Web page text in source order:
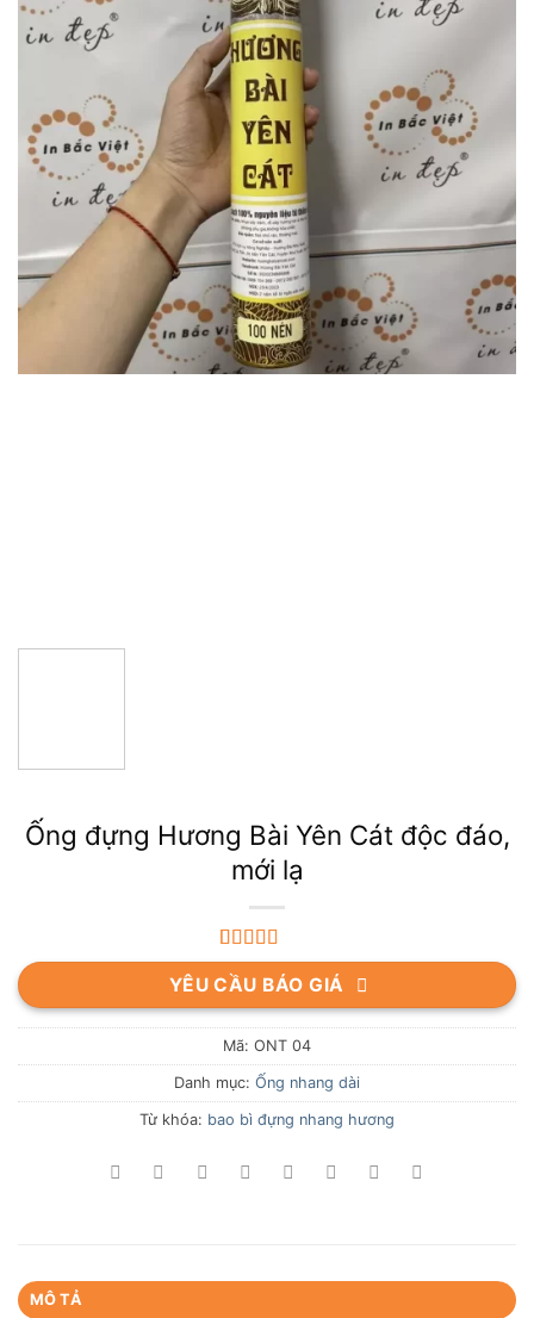
Ống đựng Hương Bài Yên Cát độc đáo,
mới lạ
5.00trên 5
dựa trên
2
đánh giá
YÊU CẦU BÁO GIÁ
Mã: ONT 04
Danh mục: Ống nhang dài
Từ khóa: bao bì đựng nhang hương
MÔ TẢ